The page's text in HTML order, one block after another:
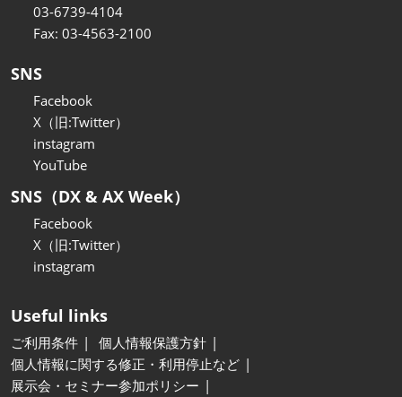
03-6739-4104
Fax: 03-4563-2100
SNS
Facebook
X（旧:Twitter）
instagram
YouTube
SNS（DX & AX Week）
Facebook
X（旧:Twitter）
instagram
Useful links
ご利用条件
個人情報保護方針
個人情報に関する修正・利用停止など
展示会・セミナー参加ポリシー